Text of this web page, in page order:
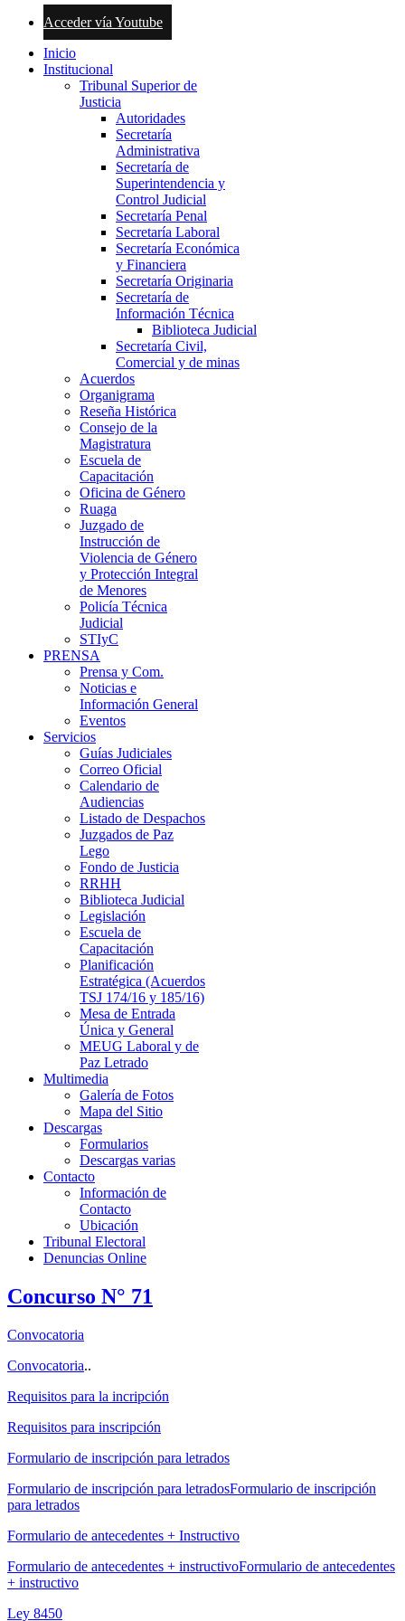
Acceder vía Youtube
Inicio
Institucional
Tribunal Superior de
Justicia
Autoridades
Secretaría
Administrativa
Secretaría de
Superintendencia y
Control Judicial
Secretaría Penal
Secretaría Laboral
Secretaría Económica
y Financiera
Secretaría Originaria
Secretaría de
Información Técnica
Biblioteca Judicial
Secretaría Civil,
Comercial y de minas
Acuerdos
Organigrama
Reseña Histórica
Consejo de la
Magistratura
Escuela de
Capacitación
Oficina de Género
Ruaga
Juzgado de
Instrucción de
Violencia de Género
y Protección Integral
de Menores
Policía Técnica
Judicial
STIyC
PRENSA
Prensa y Com.
Noticias e
Información General
Eventos
Servicios
Guías Judiciales
Correo Oficial
Calendario de
Audiencias
Listado de Despachos
Juzgados de Paz
Lego
Fondo de Justicia
RRHH
Biblioteca Judicial
Legislación
Escuela de
Capacitación
Planificación
Estratégica (Acuerdos
TSJ 174/16 y 185/16)
Mesa de Entrada
Única y General
MEUG Laboral y de
Paz Letrado
Multimedia
Galería de Fotos
Mapa del Sitio
Descargas
Formularios
Descargas varias
Contacto
Información de
Contacto
Ubicación
Tribunal Electoral
Denuncias Online
Concurso N° 71
Convocatoria
Convocatoria..
Requisitos para la incripción
Requisitos para inscripción
Formulario de inscripción para letrados
Formulario de inscripción para letradosFormulario de inscripción
para letrados
Formulario de antecedentes + Instructivo
Formulario de antecedentes + instructivoFormulario de antecedentes
+ instructivo
Ley 8450